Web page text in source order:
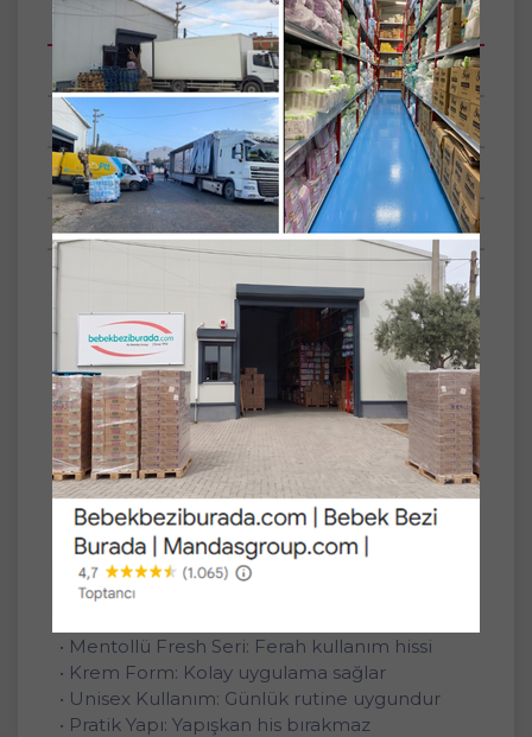
Açıklamalar
Taksit Seçenekleri
Tüm Yorumlar
Tüm Sorular
Anket
SET 3'lü
Deotak Krem Deodorant Unisex 35ML Fresh
(Mentol) (3 Lü Set)
Deotak Krem Deodorant Fresh, mentollü
krem formu ile günlük kullanıma uygun bir
bakım sunar. Kolay uygulanır yapısı sayesinde
pratik kullanım sağlar. 35 ml kompakt
ambalajı çantada taşımaya uygundur ve
günlük bakım rutinine eşlik eder.
• Mentollü Fresh Seri: Ferah kullanım hissi
• Krem Form: Kolay uygulama sağlar
• Unisex Kullanım: Günlük rutine uygundur
• Pratik Yapı: Yapışkan his bırakmaz